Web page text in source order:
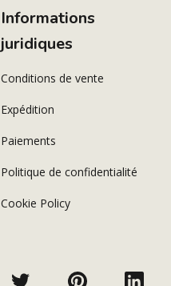
Informations
juridiques
Conditions de vente
Expédition
Paiements
Politique de confidentialité
Cookie Policy